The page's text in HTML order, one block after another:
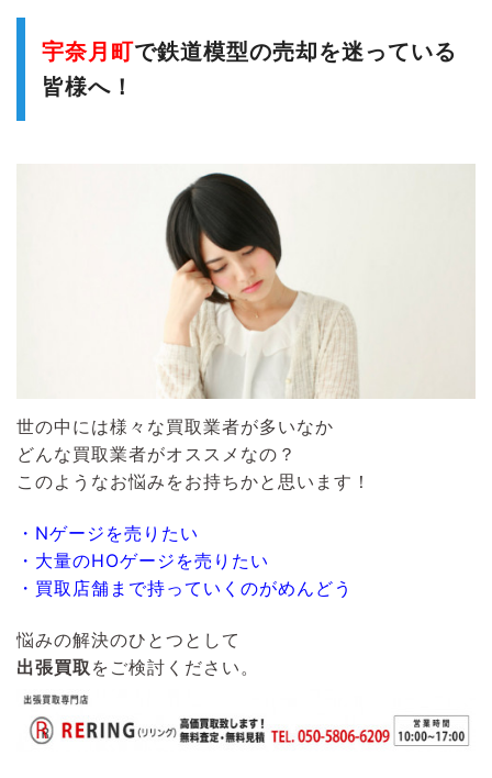
宇奈月町で鉄道模型の売却を迷っている
皆様へ！
世の中には様々な買取業者が多いなか
どんな買取業者がオススメなの？
このようなお悩みをお持ちかと思います！
・Nゲージを売りたい
・大量のHOゲージを売りたい
・買取店舗まで持っていくのがめんどう
悩みの解決のひとつとして
出張買取 をご検討ください。